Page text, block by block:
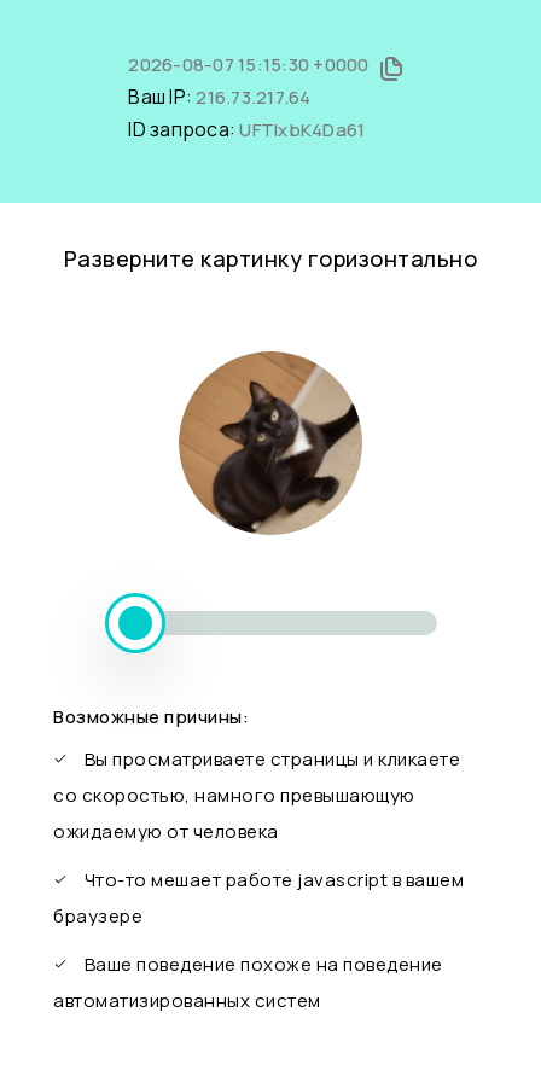
2026-08-07 15:15:30 +0000
Ваш IP:216.73.217.64
ID запроса:UFTIxbK4Da61
Разверните картинку горизонтально
Возможные причины:
Вы просматриваете страницы и кликаете
со скоростью, намного превышающую
ожидаемую от человека
Что-то мешает работе javascript в вашем
браузере
Ваше поведение похоже на поведение
автоматизированных систем